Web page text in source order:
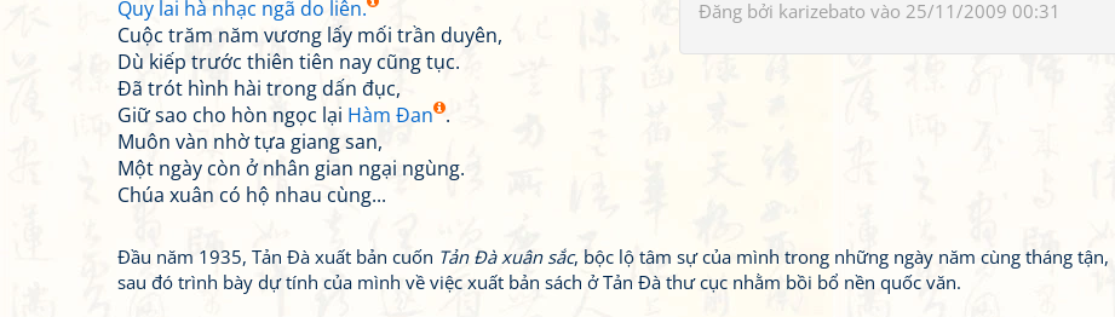
Đăng bởi karizebato vào 25/11/2009 00:31
Quy lai hà nhạc ngã do liên.
Cuộc trăm năm vương lấy mối trần duyên,
Dù kiếp trước thiên tiên nay cũng tục.
Đã trót hình hài trong dấn đục,
Giữ sao cho hòn ngọc lại Hàm Đan .
Muôn vàn nhờ tựa giang san,
Một ngày còn ở nhân gian ngại ngùng.
Chúa xuân có hộ nhau cùng...
Đầu năm 1935, Tản Đà xuất bản cuốn Tản Đà xuân sắc, bộc lộ tâm sự của mình trong những ngày năm cùng tháng tận,
sau đó trình bày dự tính của mình về việc xuất bản sách ở Tản Đà thư cục nhằm bồi bổ nền quốc văn.